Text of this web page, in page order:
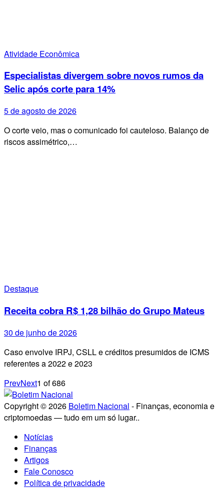
Atividade Econômica
Especialistas divergem sobre novos rumos da
Selic após corte para 14%
5 de agosto de 2026
O corte veio, mas o comunicado foi cauteloso. Balanço de
riscos assimétrico,…
Destaque
Receita cobra R$ 1,28 bilhão do Grupo Mateus
30 de junho de 2026
Caso envolve IRPJ, CSLL e créditos presumidos de ICMS
referentes a 2022 e 2023
PrevNext1 of686
Copyright © 2026 Boletim Nacional - Finanças, economia e
criptomoedas — tudo em um só lugar..
Notícias
Finanças
Artigos
Fale Conosco
Política de privacidade